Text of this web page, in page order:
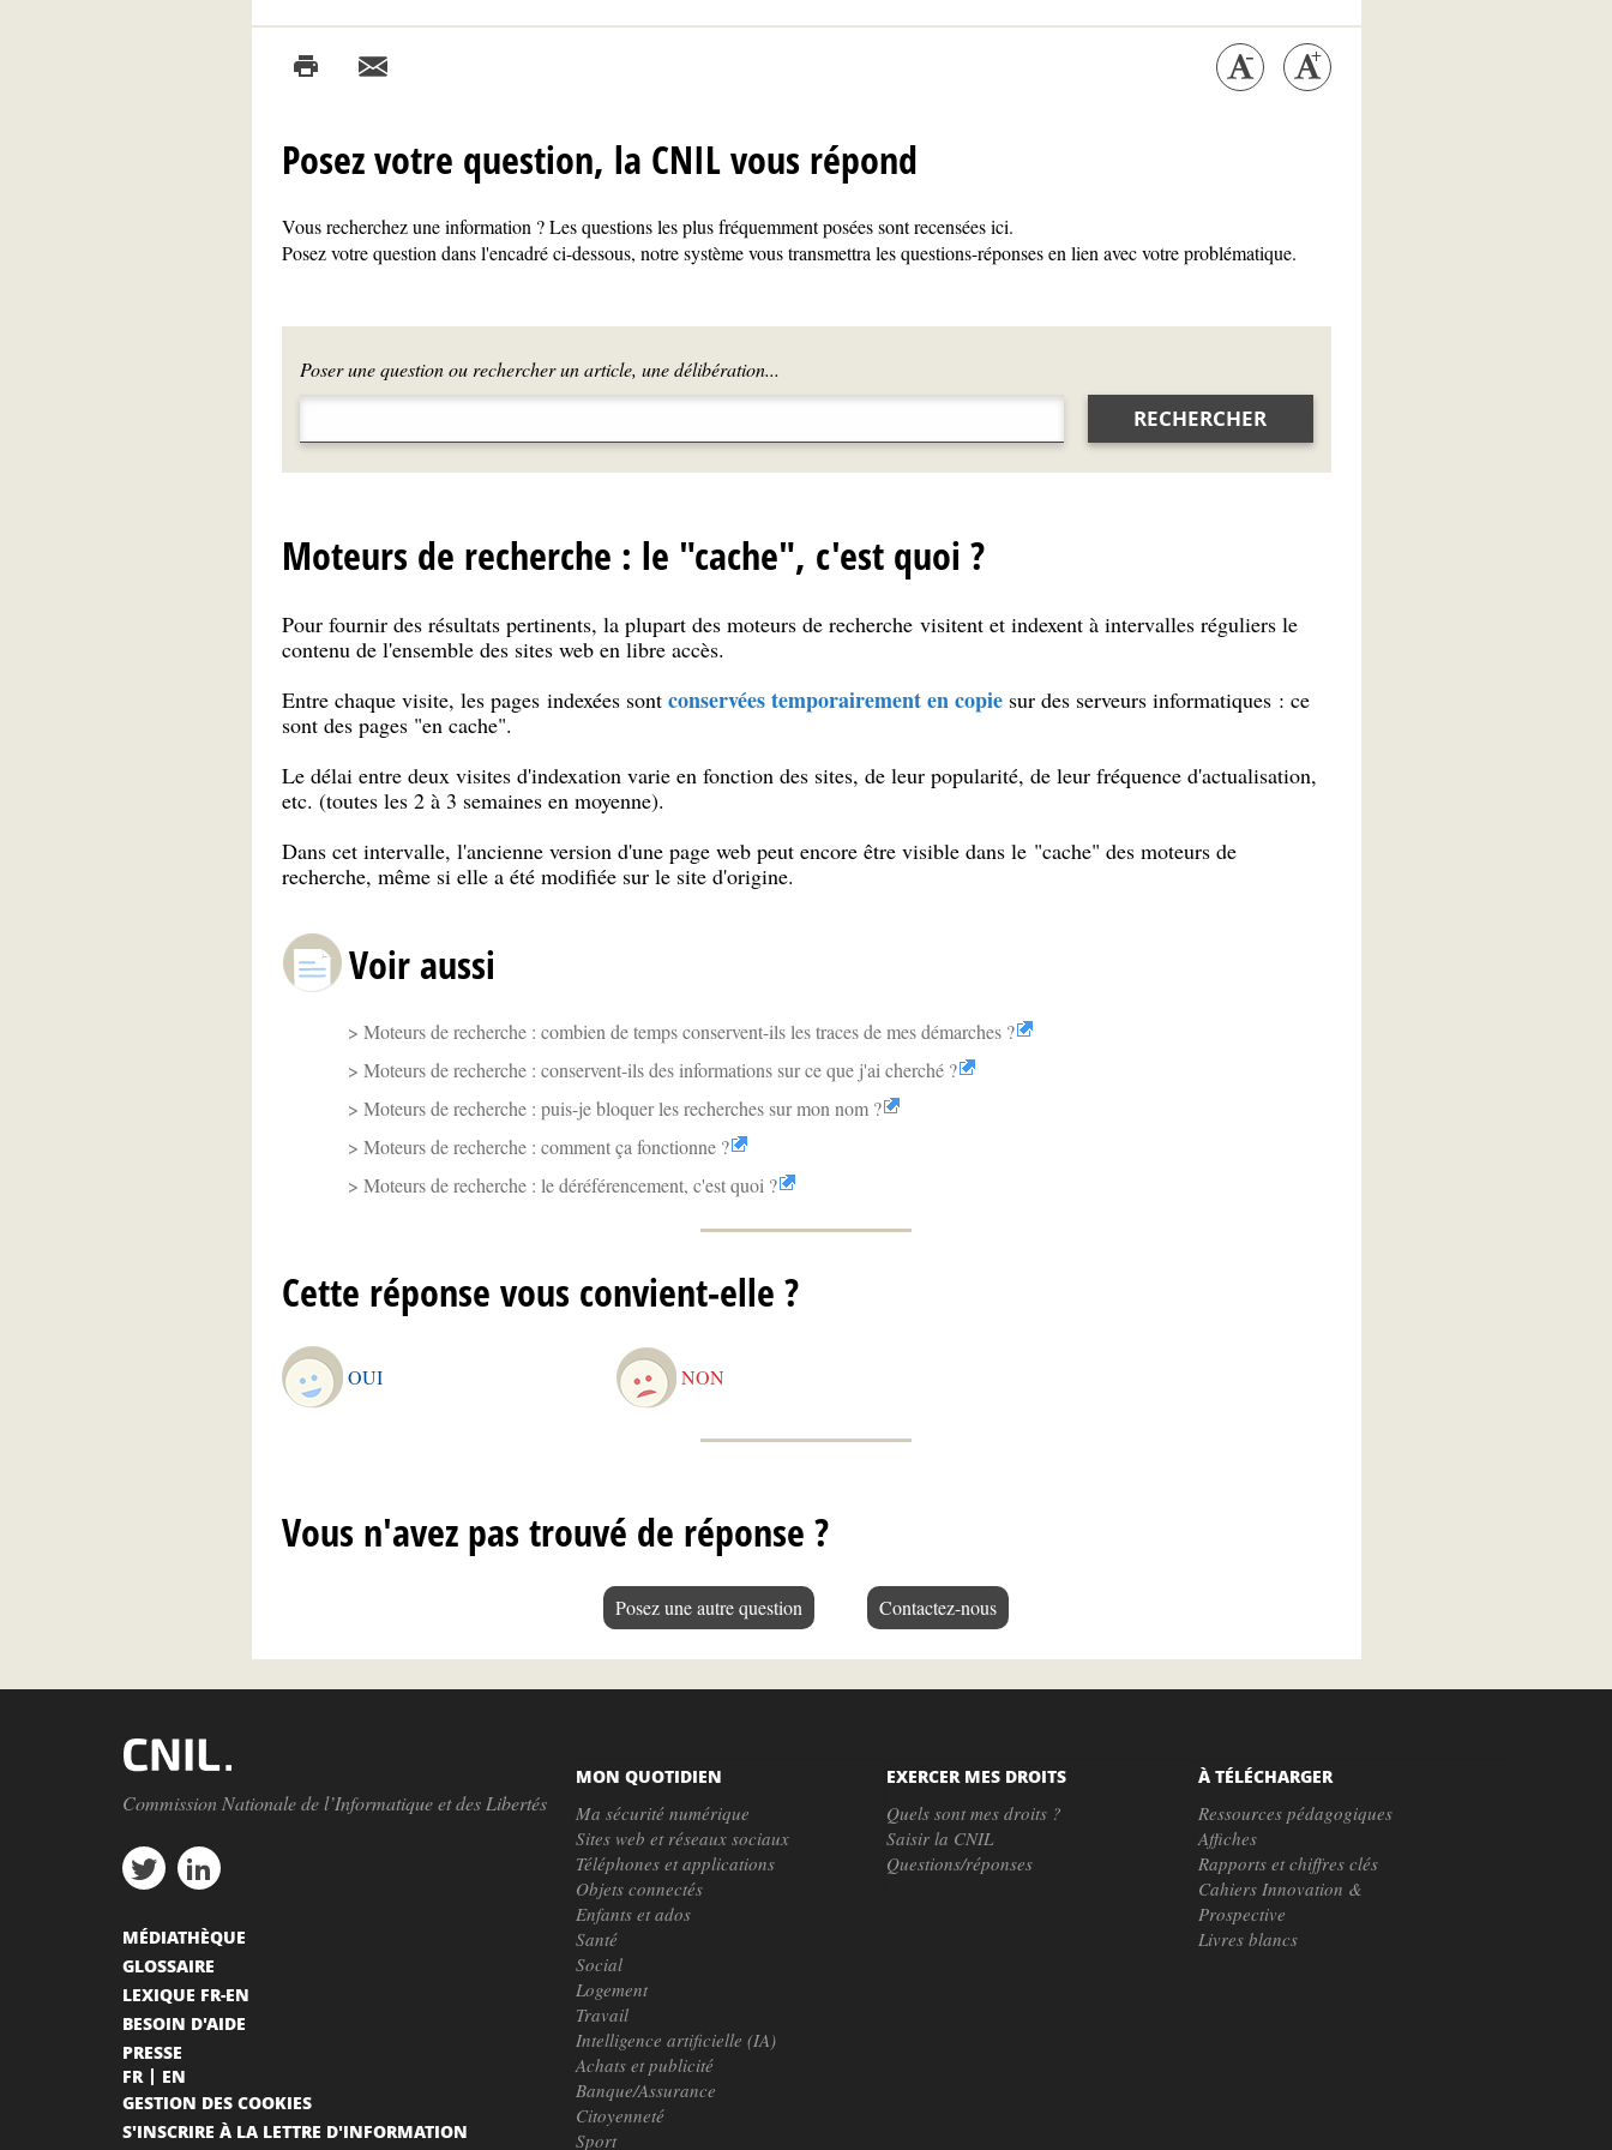
Posez votre question, la CNIL vous répond
Vous recherchez une information ? Les questions les plus fréquemment posées sont recensées ici.
Posez votre question dans l'encadré ci-dessous, notre système vous transmettra les questions-réponses en lien avec votre problématique.
Poser une question ou rechercher un article, une délibération...
RECHERCHER
Moteurs de recherche : le "cache", c'est quoi ?
Pour fournir des résultats pertinents, la plupart des moteurs de recherche visitent et indexent à intervalles réguliers le
contenu de l'ensemble des sites web en libre accès.
Entre chaque visite, les pages indexées sont conservées temporairement en copiesur des serveurs informatiques : ce
sont des pages "en cache".
Le délai entre deux visites d'indexation varie en fonction des sites, de leur popularité, de leur fréquence d'actualisation,
etc. (toutes les 2 à 3 semaines en moyenne).
Dans cet intervalle, l'ancienne version d'une page web peut encore être visible dans le "cache" des moteurs de
recherche, même si elle a été modifiée sur le site d'origine.
Voir aussi
Moteurs de recherche : combien de temps conservent-ils les traces de mes démarches ?
Moteurs de recherche : conservent-ils des informations sur ce que j'ai cherché ?
Moteurs de recherche : puis-je bloquer les recherches sur mon nom ?
Moteurs de recherche : comment ça fonctionne ?
Moteurs de recherche : le déréférencement, c'est quoi ?
Cette réponse vous convient-elle ?
OUI NON
Vous n'avez pas trouvé de réponse ?
Posez une autre question Contactez-nous
Commission Nationale de l’Informatique et des Libertés
MON QUOTIDIEN
Ma sécurité numérique
Sites web et réseaux sociaux
Téléphones et applications
Objets connectés
Enfants et ados
Santé
Social
Logement
Travail
Intelligence artificielle (IA)
Achats et publicité
Banque/Assurance
Citoyenneté
Sport
EXERCER MES DROITS
Quels sont mes droits ?
Saisir la CNIL
Questions/réponses
À TÉLÉCHARGER
Ressources pédagogiques
Affiches
Rapports et chiffres clés
Cahiers Innovation &
Prospective
Livres blancs
MÉDIATHÈQUE
GLOSSAIRE
LEXIQUE FR-EN
BESOIN D'AIDE
PRESSE
FR
EN
GESTION DES COOKIES
S'INSCRIRE À LA LETTRE D'INFORMATION